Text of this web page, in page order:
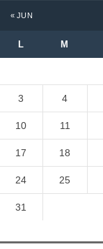
L M
« JUN
3 4
10 11
17 18
24 25
31